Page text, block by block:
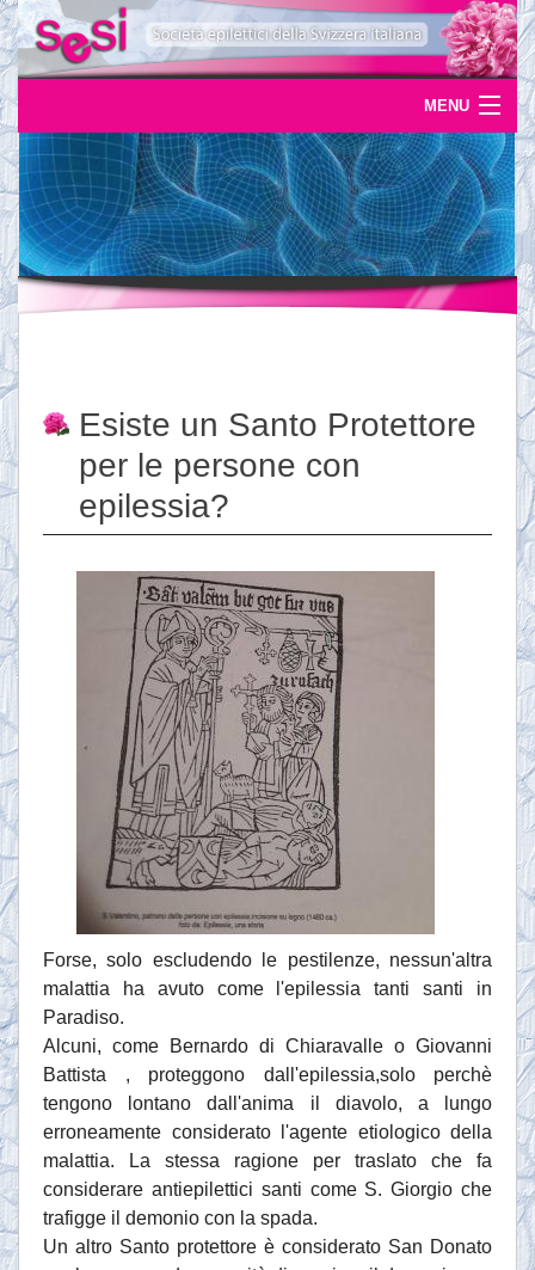
MENU
Home
Uscite
Eventi
News
Servizi
Documentazione
Ordinazioni
Esiste un Santo Protettore
per le persone con
epilessia?
Forse, solo escludendo le pestilenze, nessun'altra
malattia ha avuto come l'epilessia tanti santi in
Paradiso.
Alcuni, come Bernardo di Chiaravalle o Giovanni
Battista , proteggono dall'epilessia,solo perchè
tengono lontano dall'anima il diavolo, a lungo
erroneamente considerato l'agente etiologico della
malattia. La stessa ragione per traslato che fa
considerare antiepilettici santi come S. Giorgio che
trafigge il demonio con la spada.
Un altro Santo protettore è considerato San Donato